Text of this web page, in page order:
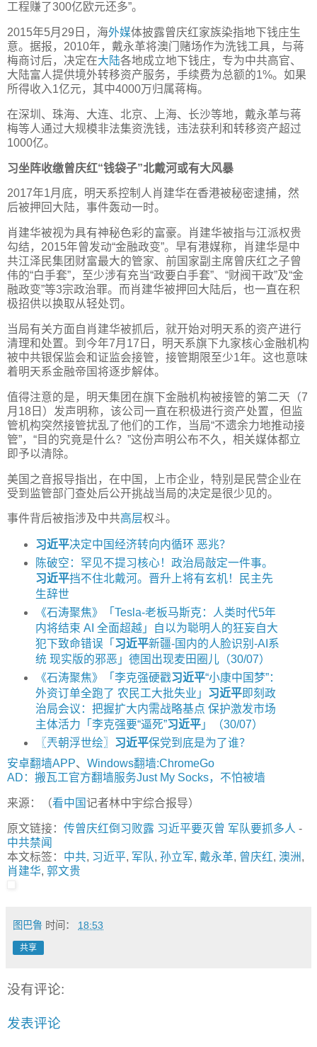
工程赚了300亿欧元还多”。
2015年5月29日，海外媒体披露曾庆红家族染指地下钱庄生
意。据报，2010年，戴永革将澳门赌场作为洗钱工具，与蒋
梅商讨后，决定在大陆各地成立地下钱庄，专为中共高官、
大陆富人提供境外转移资产服务，手续费为总额的1%。如果
所得收入1亿元，其中4000万归属蒋梅。
在深圳、珠海、大连、北京、上海、长沙等地，戴永革与蒋
梅等人通过大规模非法集资洗钱，违法获利和转移资产超过
1000亿。
习坐阵收缴曾庆红“钱袋子”北戴河或有大风暴
2017年1月底，明天系控制人肖建华在香港被秘密逮捕，然
后被押回大陆，事件轰动一时。
肖建华被视为具有神秘色彩的富豪。肖建华被指与江派权贵
勾结，2015年曾发动“金融政变”。早有港媒称，肖建华是中
共江泽民集团财富最大的管家、前国家副主席曾庆红之子曾
伟的“白手套”，至少涉有充当“政要白手套”、“财阀干政”及“金
融政变”等3宗政治罪。而肖建华被押回大陆后，也一直在积
极招供以换取从轻处罚。
当局有关方面自肖建华被抓后，就开始对明天系的资产进行
清理和处置。到今年7月17日，明天系旗下九家核心金融机构
被中共银保监会和证监会接管，接管期限至少1年。这也意味
着明天系金融帝国将逐步解体。
值得注意的是，明天集团在旗下金融机构被接管的第二天（7
月18日）发声明称，该公司一直在积极进行资产处置，但监
管机构突然接管扰乱了他们的工作，当局“不遗余力地推动接
管”，“目的究竟是什么？”这份声明公布不久，相关媒体都立
即予以清除。
美国之音报导指出，在中国，上市企业，特别是民营企业在
受到监管部门查处后公开挑战当局的决定是很少见的。
事件背后被指涉及中共高层权斗。
习近平决定中国经济转向内循环 恶兆？
陈破空：罕见不提习核心！政治局敲定一件事。
习近平挡不住北戴河。晋升上将有玄机！民主先
生辞世
《石涛聚焦》「Tesla-老板马斯克：人类时代5年
内将结束 AI 全面超越」自以为聪明人的狂妄自大
犯下致命错误「 习近平新疆-国内的人脸识别-AI系
统 现实版的邪恶」德国出现麦田圈儿（30/07）
《石涛聚焦》「李克强硬戳习近平“小康中国梦”：
外资订单全跑了 农民工大批失业」 习近平即刻政
治局会议：把握扩大内需战略基点 保护激发市场
主体活力「李克强要“逼死”习近平」（30/07）
〖兲朝浮世绘〗 习近平保党到底是为了谁？
安卓翻墙APP、 Windows翻墙:ChromeGo
AD：搬瓦工官方翻墙服务Just My Socks，不怕被墙
来源：（看中国记者林中宇综合报导）
原文链接： 传曾庆红倒习败露 习近平要灭曾 军队要抓多人 -
中共禁闻
本文标签： 中共, 习近平, 军队, 孙立军, 戴永革, 曾庆红, 澳洲,
肖建华, 郭文贵
图巴鲁 时间： 18:53
共享
没有评论:
发表评论